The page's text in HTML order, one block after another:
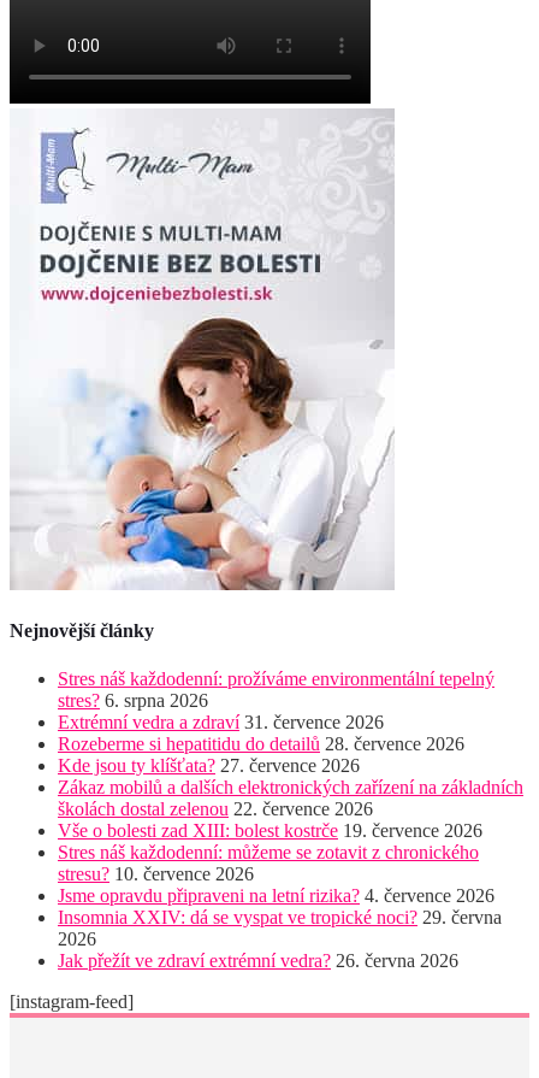
Nejnovější články
Stres náš každodenní: prožíváme environmentální tepelný
stres? 6. srpna 2026
Extrémní vedra a zdraví 31. července 2026
Rozeberme si hepatitidu do detailů 28. července 2026
Kde jsou ty klíšťata? 27. července 2026
Zákaz mobilů a dalších elektronických zařízení na základních
školách dostal zelenou 22. července 2026
Vše o bolesti zad XIII: bolest kostrče 19. července 2026
Stres náš každodenní: můžeme se zotavit z chronického
stresu? 10. července 2026
Jsme opravdu připraveni na letní rizika? 4. července 2026
Insomnia XXIV: dá se vyspat ve tropické noci? 29. června
2026
Jak přežít ve zdraví extrémní vedra? 26. června 2026
[instagram-feed]